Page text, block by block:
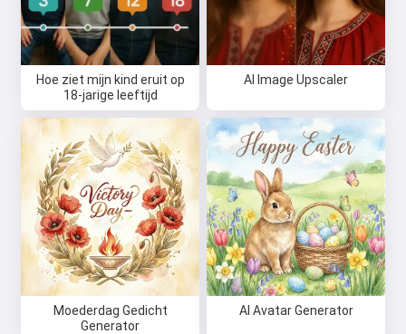
Hoe ziet mijn kind eruit op
18-jarige leeftijd
AI Image Upscaler
Moederdag Gedicht
Generator
AI Avatar Generator
Probeer gratis
Ik accepteer: Gebruiksvoorwaarden,
Privacybeleid
Terugbetalingsbeleid